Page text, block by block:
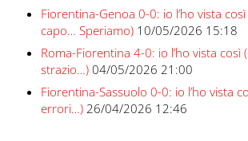
Fiorentina-Genoa 0-0: io l’ho vista
capo… Speriamo) 10/05/2026 15:18
Roma-Fiorentina 4-0: io l’ho vista così
strazio…) 04/05/2026 21:00
Fiorentina-Sassuolo 0-0: io l’ho vista
errori…) 26/04/2026 12:46